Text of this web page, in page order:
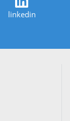
linkedin